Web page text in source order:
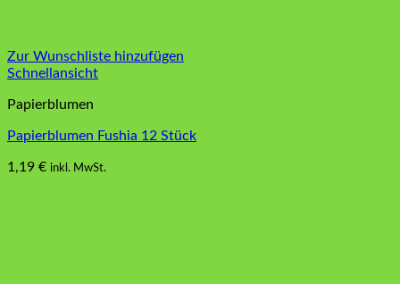
Zur Wunschliste hinzufügen
Schnellansicht
Papierblumen
Papierblumen Fushia 12 Stück
1,19 € inkl. MwSt.